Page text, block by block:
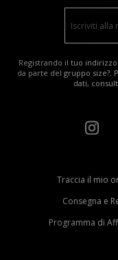
Registrando il tuo
da parte del gruppo size?.
dati,
Traccia il mio
Consegna e
Programma di